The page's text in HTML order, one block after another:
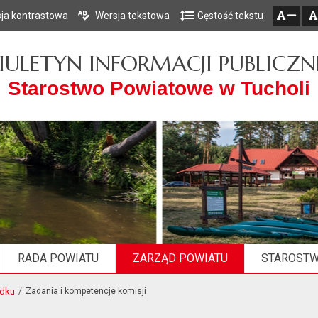
Przejdź do głównego menu
Przejdź do treści
Przejdź do mapy serwisu
kontrastowa Wersja tekstowa Gęstość tekstu
INFORMACJI
Starostwo Powiatowe w Tucholi
RADA POWIATU ZARZĄD POWIATU
Zadania i kompetencje komisji